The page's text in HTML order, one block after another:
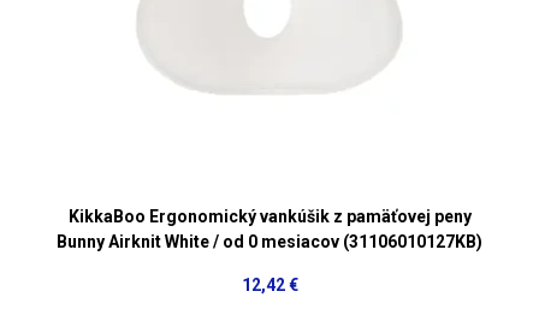
KikkaBoo Ergonomický vankúšik z pamäťovej peny
Bunny Airknit White / od 0 mesiacov (31106010127KB)
12,42 €